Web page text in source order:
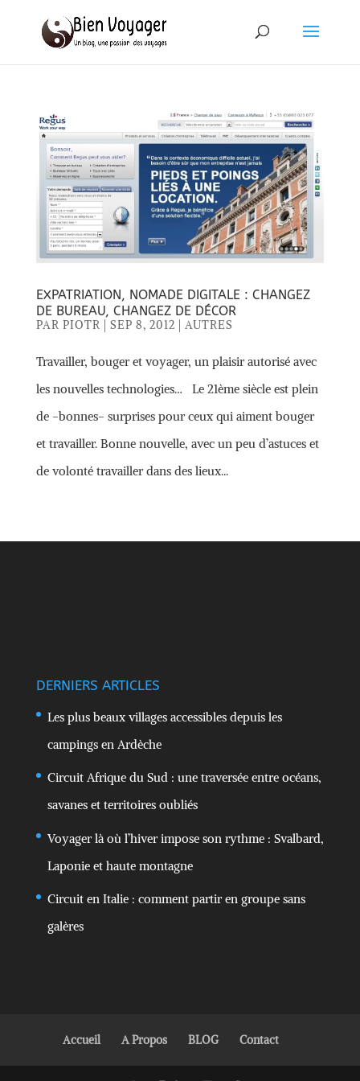
EXPATRIATION, NOMADE DIGITALE : CHANGEZ
DE BUREAU, CHANGEZ DE DÉCOR
PAR PIOTR SEP 8, 2012 AUTRES
Travailler, bouger et voyager, un plaisir autorisé avec
les nouvelles technologies… Le 21ème siècle est plein
de -bonnes- surprises pour ceux qui aiment bouger
et travailler. Bonne nouvelle, avec un peu d’astuces et
de volonté travailler dans des lieux...
DERNIERS ARTICLES
Les plus beaux villages accessibles depuis les
campings en Ardèche
Circuit Afrique du Sud : une traversée entre océans,
savanes et territoires oubliés
Voyager là où l’hiver impose son rythme : Svalbard,
Laponie et haute montagne
Circuit en Italie : comment partir en groupe sans
galères
Accueil A Propos BLOG Contact